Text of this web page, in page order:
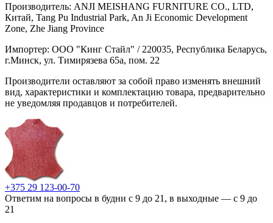
Производитель: ANJI MEISHANG FURNITURE CO., LTD,
Китай, Tang Pu Industrial Park, An Ji Economic Development
Zone, Zhe Jiang Province
Импортер: ООО "Кинг Стайл" / 220035, Республика Беларусь,
г.Минск, ул. Тимирязева 65а, пом. 22
Производители оставляют за собой право изменять внешний
вид, характеристики и комплектацию товара, предварительно
не уведомляя продавцов и потребителей.
+375 29 123-00-70
Ответим на вопросы в будни с 9 до 21, в выходные — с 9 до
21